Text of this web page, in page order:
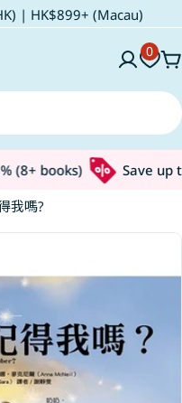
| HK$899+ (Macau)
0
(8+ books)
Save up
我嗎?